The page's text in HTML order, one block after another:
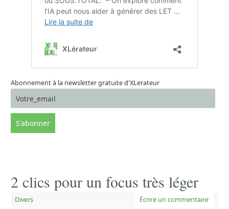
Abonnement à la newsletter gratuite d'XLerateur
2 clics pour un focus très léger
| Divers Écrire un commentaire